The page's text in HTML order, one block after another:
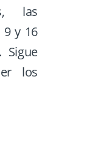
las
9 y 16
los